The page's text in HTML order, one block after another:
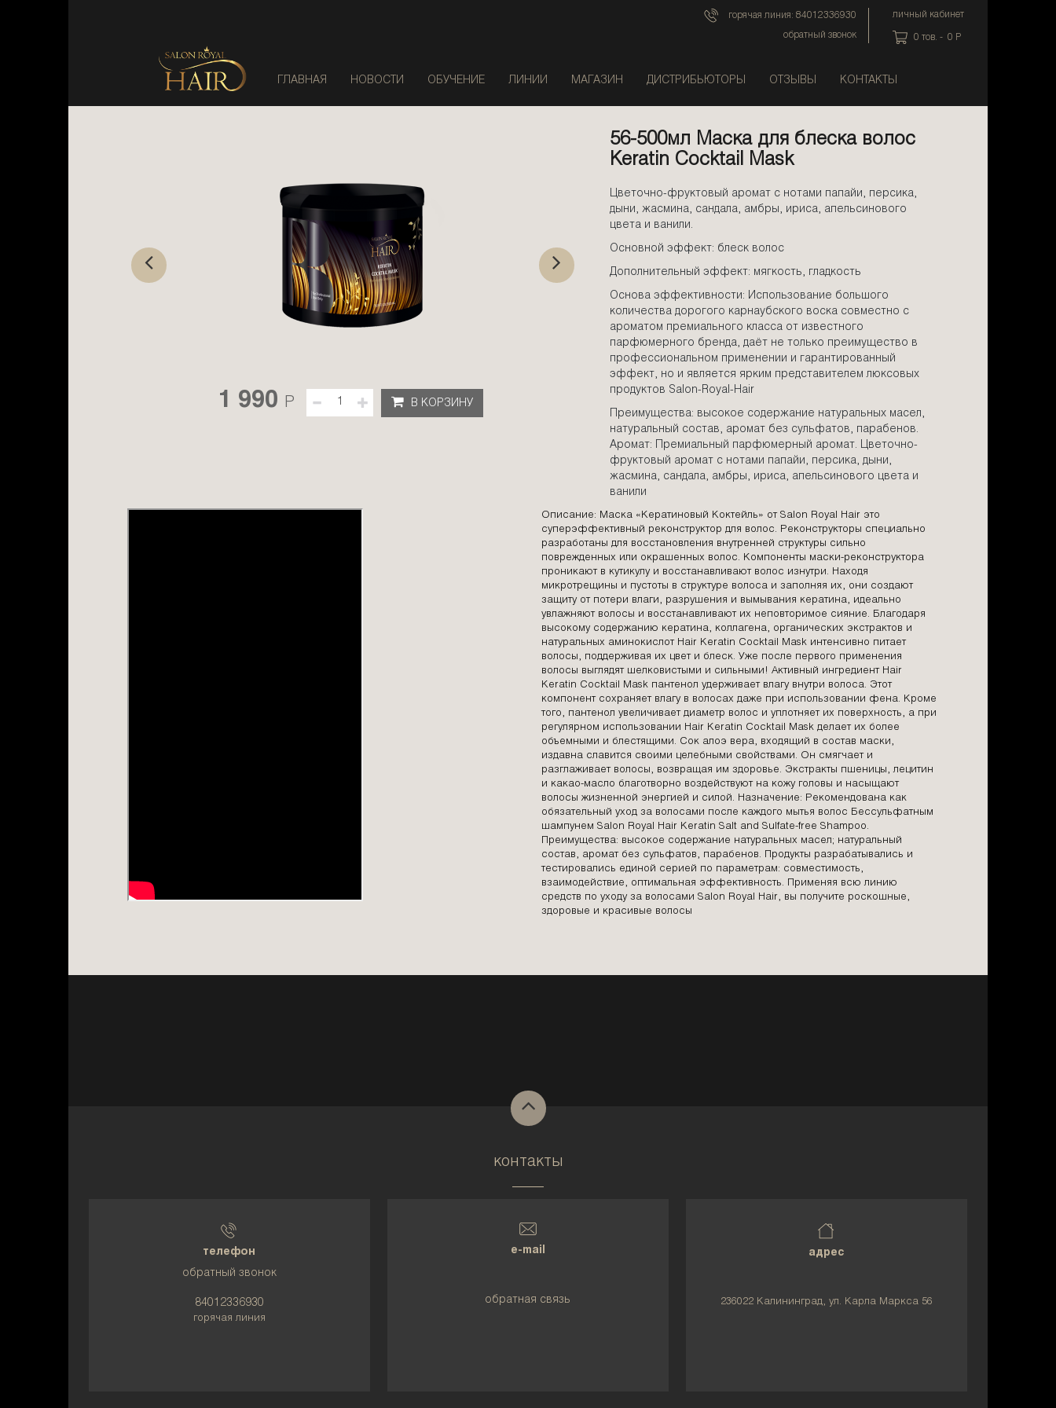
личный кабинет
0 тов. - 0 P
горячая линия: 84012336930
обратный звонок
ГЛАВНАЯ НОВОСТИ ОБУЧЕНИЕ ЛИНИИ МАГАЗИН ДИСТРИБЬЮТОРЫ ОТЗЫВЫ КОНТАКТЫ
1 990 P В КОРЗИНУ
56-500мл Маска для блеска волос
Keratin Cocktail Mask
Цветочно-фруктовый аромат с нотами папайи, персика,
дыни, жасмина, сандала, амбры, ириса, апельсинового
цвета и ванили.
Основной эффект: блеск волос
Дополнительный эффект: мягкость, гладкость
Основа эффективности: Использование большого
количества дорогого карнаубского воска совместно с
ароматом премиального класса от известного
парфюмерного бренда, даёт не только преимущество в
профессиональном применении и гарантированный
эффект, но и является ярким представителем люксовых
продуктов Salon-Royal-Hair
Преимущества: высокое содержание натуральных масел,
натуральный состав, аромат без сульфатов, парабенов.
Аромат: Премиальный парфюмерный аромат. Цветочно-
фруктовый аромат с нотами папайи, персика, дыни,
жасмина, сандала, амбры, ириса, апельсинового цвета и
ванили
Описание: Маска «Кератиновый Коктейль» от Salon Royal Hair это
суперэффективный реконструктор для волос. Реконструкторы специально
разработаны для восстановления внутренней структуры сильно
поврежденных или окрашенных волос. Компоненты маски-реконструктора
проникают в кутикулу и восстанавливают волос изнутри. Находя
микротрещины и пустоты в структуре волоса и заполняя их, они создают
защиту от потери влаги, разрушения и вымывания кератина, идеально
увлажняют волосы и восстанавливают их неповторимое сияние. Благодаря
высокому содержанию кератина, коллагена, органических экстрактов и
натуральных аминокислот Hair Keratin Cocktail Mask интенсивно питает
волосы, поддерживая их цвет и блеск. Уже после первого применения
волосы выглядят шелковистыми и сильными! Активный ингредиент Hair
Keratin Cocktail Mask пантенол удерживает влагу внутри волоса. Этот
компонент сохраняет влагу в волосах даже при использовании фена. Кроме
того, пантенол увеличивает диаметр волос и уплотняет их поверхность, а при
регулярном использовании Hair Keratin Cocktail Mask делает их более
объемными и блестящими. Сок алоэ вера, входящий в состав маски,
издавна славится своими целебными свойствами. Он смягчает и
разглаживает волосы, возвращая им здоровье. Экстракты пшеницы, лецитин
и какао-масло благотворно воздействуют на кожу головы и насыщают
волосы жизненной энергией и силой. Назначение: Рекомендована как
обязательный уход за волосами после каждого мытья волос Бессульфатным
шампунем Salon Royal Hair Keratin Salt and Sulfate-free Shampoo.
Преимущества: высокое содержание натуральных масел; натуральный
состав, аромат без сульфатов, парабенов. Продукты разрабатывались и
тестировались единой серией по параметрам: совместимость,
взаимодействие, оптимальная эффективность. Применяя всю линию
средств по уходу за волосами Salon Royal Hair, вы получите роскошные,
здоровые и красивые волосы
контакты
телефон
обратный звонок
84012336930
горячая линия
e-mail
обратная связь
адрес
236022 Калининград, ул. Карла Маркса 56